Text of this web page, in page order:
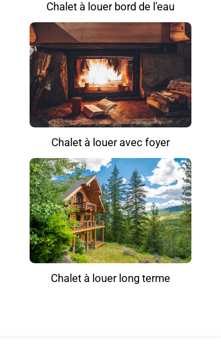
Chalet à louer bord de l'eau
Chalet à louer avec foyer
Chalet à louer long terme